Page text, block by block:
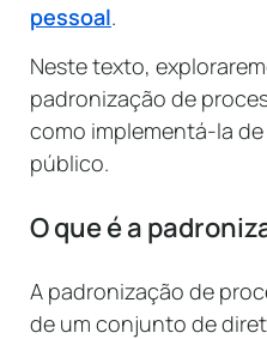
pessoal.
Neste texto,
padronização de
como implementá-la
público.
O que é a
A padronização de
de um conjunto de